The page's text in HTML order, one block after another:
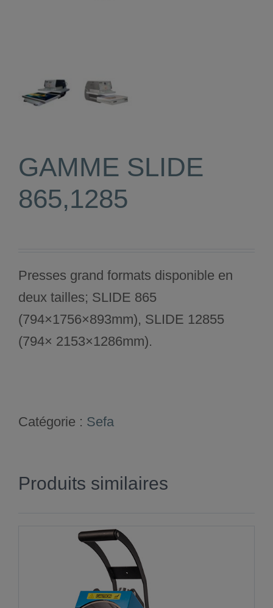
GAMME SLIDE
865,1285
Presses grand formats disponible en
deux tailles; SLIDE 865
(794×1756×893mm), SLIDE 12855
(794× 2153×1286mm).
Catégorie : Sefa
Produits similaires